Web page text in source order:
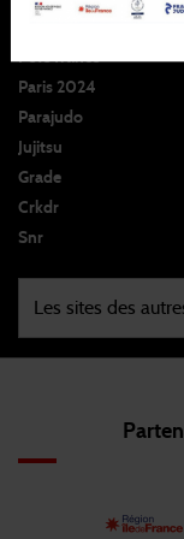
Pôle france
Paris 2024
Parajudo
Jujitsu
Grade
Crkdr
Snr